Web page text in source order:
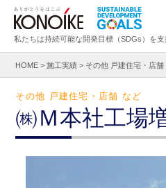
私たちは持続可能な開発目標（SDGs）を
HOME >施工実績 > その他 戸建住宅・店舗
その他 戸建住宅・店舗 など
㈱Ｍ本社工場